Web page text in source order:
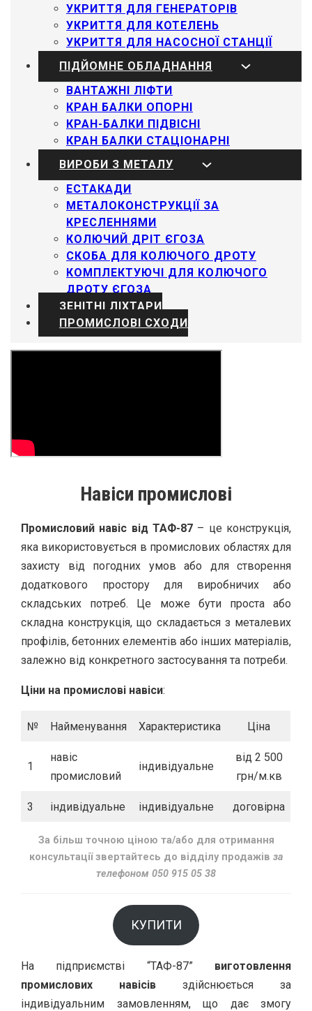
УКРИТТЯ ДЛЯ ГЕНЕРАТОРІВ
УКРИТТЯ ДЛЯ КОТЕЛЕНЬ
УКРИТТЯ ДЛЯ НАСОСНОЇ СТАНЦІЇ
ПІДЙОМНЕ ОБЛАДНАННЯ
ВАНТАЖНІ ЛІФТИ
КРАН БАЛКИ ОПОРНІ
КРАН-БАЛКИ ПІДВІСНІ
КРАН БАЛКИ СТАЦІОНАРНІ
ВИРОБИ З МЕТАЛУ
ЕСТАКАДИ
МЕТАЛОКОНСТРУКЦІЇ ЗА
КРЕСЛЕННЯМИ
КОЛЮЧИЙ ДРІТ ЄГОЗА
СКОБА ДЛЯ КОЛЮЧОГО ДРОТУ
КОМПЛЕКТУЮЧІ ДЛЯ КОЛЮЧОГО
ДРОТУ ЄГОЗА
ЗЕНІТНІ ЛІХТАРИ
ПРОМИСЛОВІ СХОДИ
Навіси промислові
Промисловий навіс від ТАФ-87 – це конструкція,
яка використовується в промислових областях для
захисту від погодних умов або для створення
додаткового простору для виробничих або
складських потреб. Це може бути проста або
складна конструкція, що складається з металевих
профілів, бетонних елементів або інших матеріалів,
залежно від конкретного застосування та потреби.
Ціни на промислові навіси:
№ Найменування Характеристика Ціна
1
навіс
промисловий
індивідуальне
від 2 500
грн/м.кв
3 індивідуальне індивідуальне договірна
За більш точною ціною та/або для отримання
консультації звертайтесь до відділу продажів за
телефоном 050 915 05 38
КУПИТИ
На підприємстві “ТАФ-87” виготовлення
промислових навісів здійснюється за
індивідуальним замовленням, що дає змогу